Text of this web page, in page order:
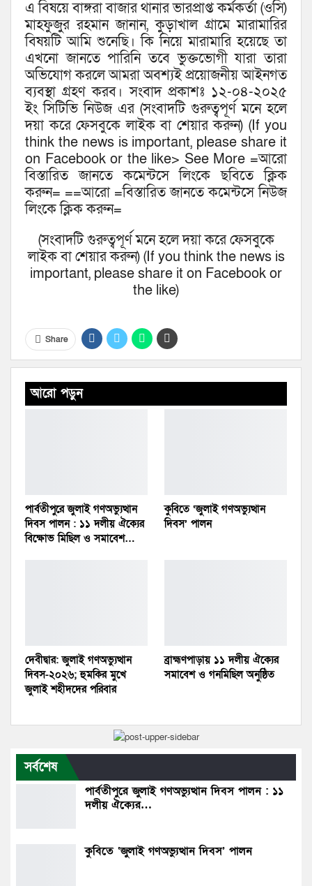
এ বিষয়ে বাঙ্গরা বাজার থানার ভারপ্রাপ্ত কর্মকর্তা (ওসি)
মাহফুজুর রহমান জানান, কুড়াখাল গ্রামে মারামারির
বিষয়টি আমি শুনেছি। কি নিয়ে মারামারি হয়েছে তা
এখনো জানতে পারিনি তবে ভুক্তভোগী যারা তারা
অভিযোগ করলে আমরা অবশ্যই প্রয়োজনীয় আইনগত
ব্যবস্থা গ্রহণ করব। সংবাদ প্রকাশঃ ১২-০৪-২০২৫
ইং সিটিভি নিউজ এর (সংবাদটি গুরুত্বপূর্ণ মনে হলে
দয়া করে ফেসবুকে লাইক বা শেয়ার করুন) (If you
think the news is important, please share it
on Facebook or the like> See More =আরো
বিস্তারিত জানতে কমেন্টসে লিংকে ছবিতে ক্লিক
করুন= ==আরো =বিস্তারিত জানতে কমেন্টসে নিউজ
লিংকে ক্লিক করুন=
(সংবাদটি গুরুত্বপূর্ণ মনে হলে দয়া করে ফেসবুকে
লাইক বা শেয়ার করুন) (If you think the news is
important, please share it on Facebook or
the like)
Share
আরো পড়ুন
পার্বতীপুরে জুলাই গণঅভ্যুত্থান
দিবস পালন : ১১ দলীয় ঐক্যের
বিক্ষোভ মিছিল ও সমাবেশ…
কুবিতে ‘জুলাই গণঅভ্যুত্থান
দিবস’ পালন
দেবীদ্বার: জুলাই গণঅভ্যুত্থান
দিবস-২০২৬; হুমকির মুখে
জুলাই শহীদদের পরিবার
ব্রাহ্মণপাড়ায় ১১ দলীয় ঐক্যের
সমাবেশ ও গনমিছিল অনুষ্ঠিত
সর্বশেষ
পার্বতীপুরে জুলাই গণঅভ্যুত্থান দিবস পালন : ১১
দলীয় ঐক্যের…
কুবিতে ‘জুলাই গণঅভ্যুত্থান দিবস’ পালন